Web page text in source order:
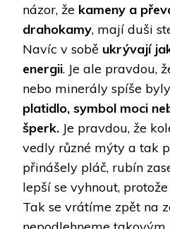
názor, že kameny a
drahokamy, mají duši
Navíc v sobě ukrývají
energii. Je ale pravdou,
nebo minerály spíše
platidlo, symbol moci
šperk. Je pravdou, že
vedly různé mýty a tak
přinášely pláč, rubín
lepší se vyhnout,
Tak se vrátíme zpět na